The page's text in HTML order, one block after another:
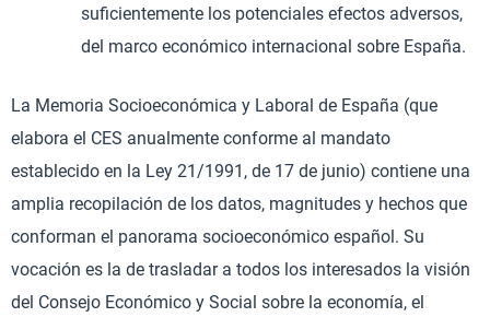
suficientemente los potenciales efectos adversos,
del marco económico internacional sobre España.
La Memoria Socioeconómica y Laboral de España (que
elabora el CES anualmente conforme al mandato
establecido en la Ley 21/1991, de 17 de junio) contiene una
amplia recopilación de los datos, magnitudes y hechos que
conforman el panorama socioeconómico español. Su
vocación es la de trasladar a todos los interesados la visión
del Consejo Económico y Social sobre la economía, el